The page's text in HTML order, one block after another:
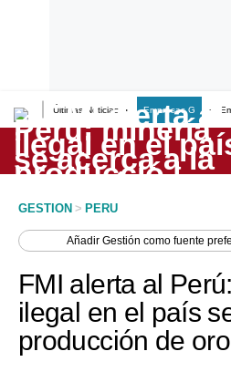
Últimas Noticias Empresas G
Lo último
Peru Quiosco
Economía
Mercados
GESTION > PERU
AñadirGestión como fuente
FMI alerta al
ilegal en el país
producción de